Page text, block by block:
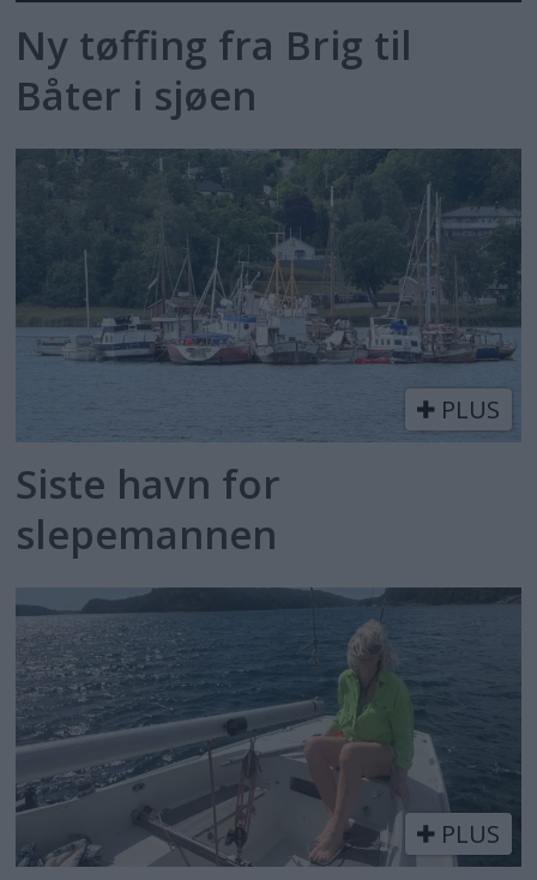
Ny tøffing fra Brig til
Båter i sjøen
PLUS
Siste havn for
slepemannen
PLUS